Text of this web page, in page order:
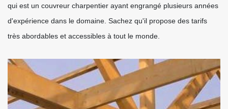
qui est un couvreur charpentier ayant engrangé plusieurs années
d'expérience dans le domaine. Sachez qu'il propose des tarifs
très abordables et accessibles à tout le monde.